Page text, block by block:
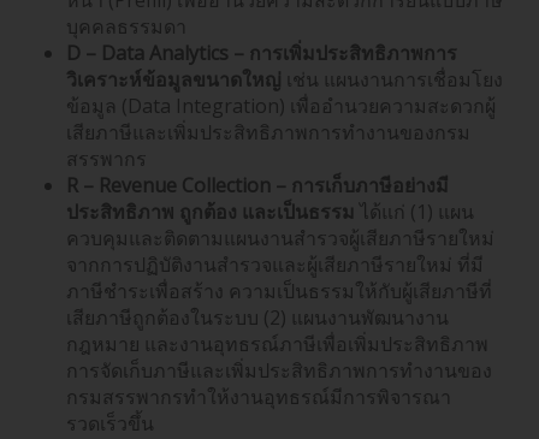
บุคคลธรรมดา
D – Data Analytics – การเพิ่มประสิทธิภาพการ
วิเคราะห์ข้อมูลขนาดใหญ่ เช่น แผนงานการเชื่อมโยง
ข้อมูล (Data Integration) เพื่ออำนวยความสะดวกผู้
เสียภาษีและเพิ่มประสิทธิภาพการทำงานของกรม
สรรพากร
R – Revenue Collection – การเก็บภาษีอย่างมี
ประสิทธิภาพ ถูกต้อง และเป็นธรรม ได้แก่ (1) แผน
ควบคุมและติดตามแผนงานสำรวจผู้เสียภาษีรายใหม่
จากการปฏิบัติงานสำรวจและผู้เสียภาษีรายใหม่ ที่มี
ภาษีชำระเพื่อสร้าง ความเป็นธรรมให้กับผู้เสียภาษีที่
เสียภาษีถูกต้องในระบบ (2) แผนงานพัฒนางาน
กฎหมาย และงานอุทธรณ์ภาษีเพื่อเพิ่มประสิทธิภาพ
การจัดเก็บภาษีและเพิ่มประสิทธิภาพการทำงานของ
กรมสรรพากรทำให้งานอุทธรณ์มีการพิจารณา
รวดเร็วขึ้น